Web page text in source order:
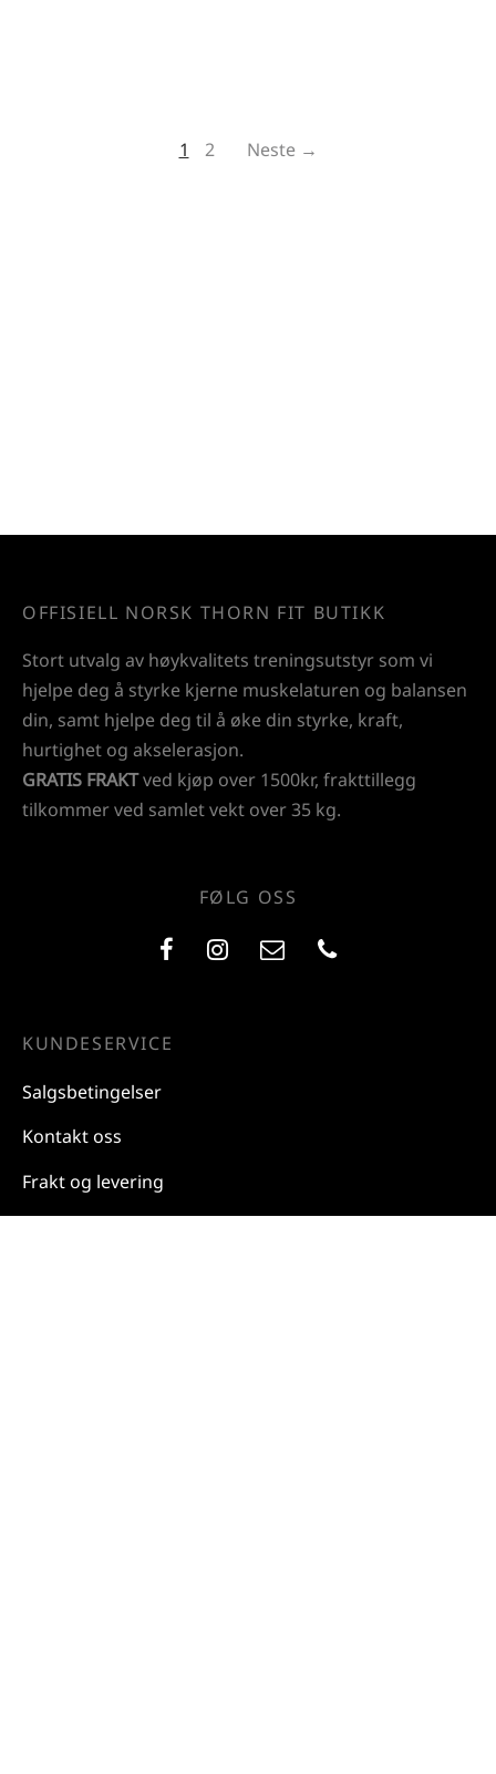
1 2 Neste →
OFFISIELL NORSK THORN FIT BUTIKK
Stort utvalg av høykvalitets treningsutstyr som vi
hjelpe deg å styrke kjerne muskelaturen og balansen
din, samt hjelpe deg til å øke din styrke, kraft,
hurtighet og akselerasjon.
GRATIS FRAKTved kjøp over 1500kr, frakttillegg
tilkommer ved samlet vekt over 35 kg.
FØLG OSS
KUNDESERVICE
Salgsbetingelser
Kontakt oss
Frakt og levering